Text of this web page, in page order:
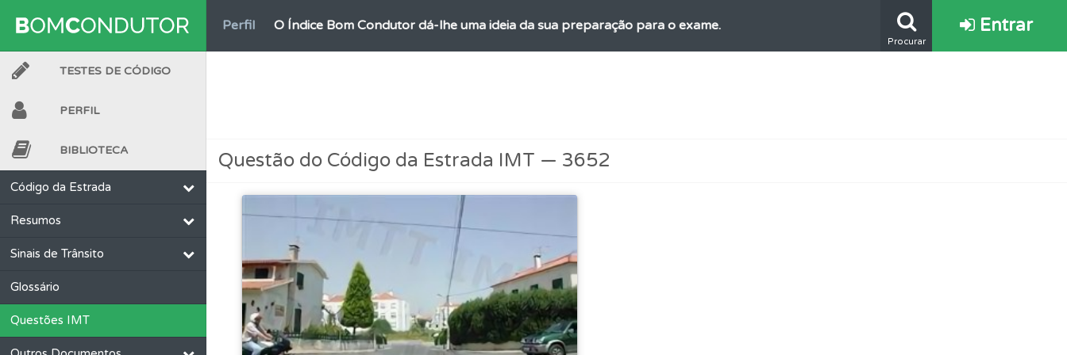
Perfil O Índice Bom Condutor dá-lhe uma ideia da sua preparação para o exame.
Saiba no seu perfil se já está preparado para ir a exame.
Testes O teste "Erradas" apresenta-lhe questões que errou e não voltou a responder.
Questões As questões que usamos estão atualizadas e são as mesmas do exame oficial.
Procurar
Entrar
TESTES DE CÓDIGO
PERFIL
BIBLIOTECA
Código da Estrada
Resumos
Sinais de Trânsito
Glossário
Questões IMT
Questão do Código da Estrada IMT — 3652